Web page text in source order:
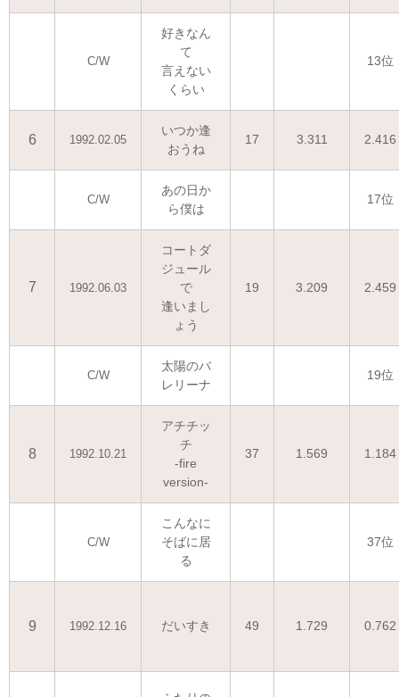
C/W
好きなん
て
言えない
くらい
13位
6 1992.02.05
いつか逢
おうね
17 3.311 2.416
C/W
あの日か
ら僕は
17位
7 1992.06.03
コートダ
ジュール
で
逢いまし
ょう
19 3.209 2.459
C/W
太陽のバ
レリーナ
19位
8 1992.10.21
アチチッ
チ
-fire
version-
37 1.569 1.184
C/W
こんなに
そばに居
る
37位
9 1992.12.16 だいすき 49 1.729 0.762